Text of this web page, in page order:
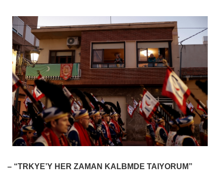
– “TRKYE’Y HER ZAMAN KALBMDE TAIYORUM”